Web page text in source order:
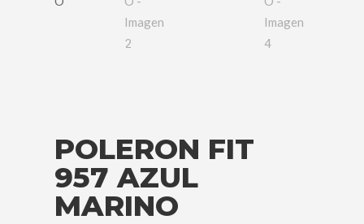
POLERON FIT
957 AZUL
MARINO